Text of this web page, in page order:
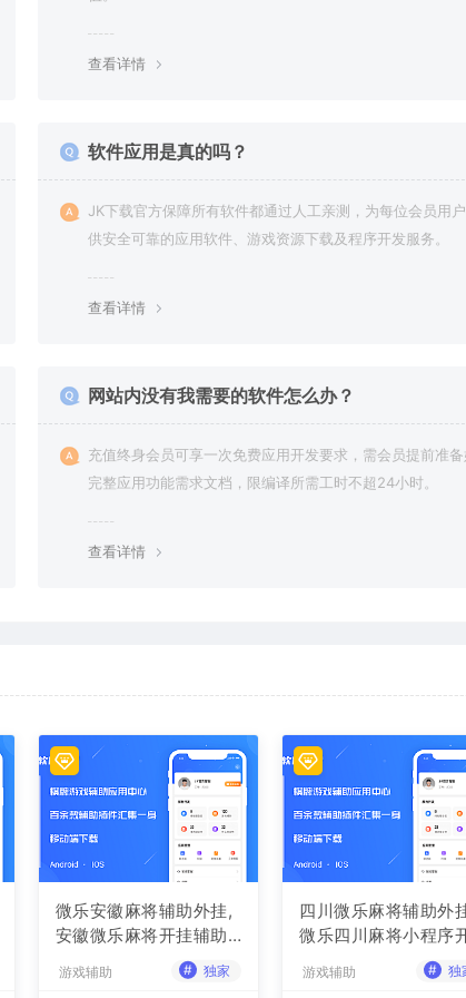
查看详情
软件应用是真的吗？
JK下载官方保障所有软件都通过人工亲测，为每位会员用
供安全可靠的应用软件、游戏资源下载及程序开发服务。
查看详情
网站内没有我需要的软件怎么办？
充值终身会员可享一次免费应用开发要求，需会员提前准
完整应用功能需求文档，限编译所需工时不超24小时。
查看详情
微乐安徽麻将辅助外挂,
安徽微乐麻将开挂辅助
游戏辅助 # 独家
四川微乐麻将辅助外
微乐四川麻将小程序
游戏辅助 # 独